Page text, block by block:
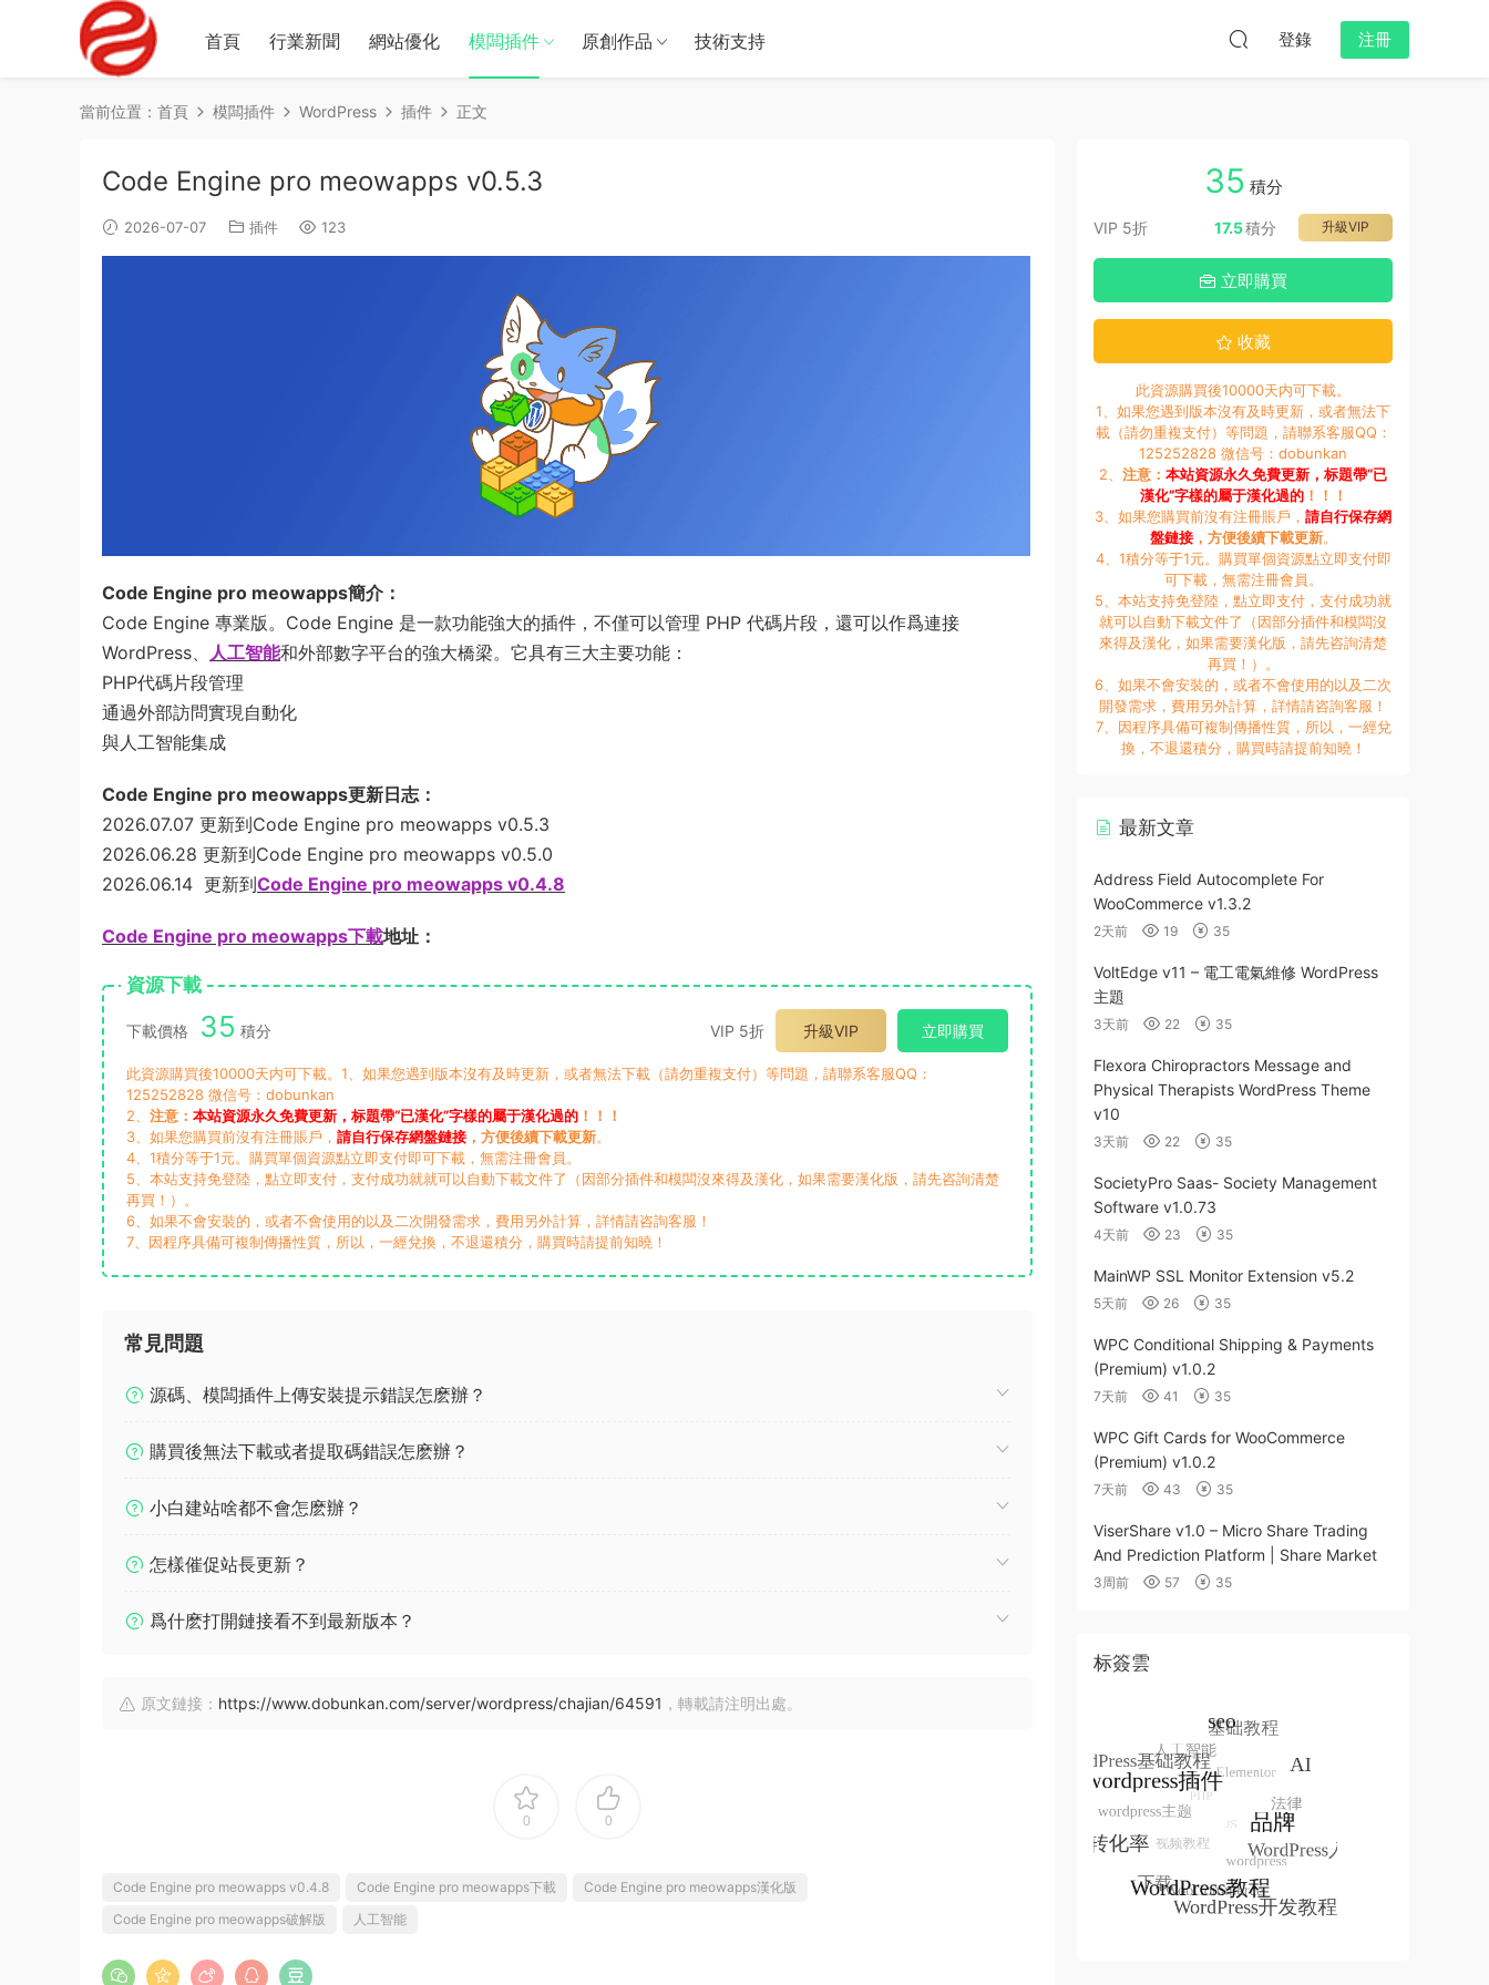
首頁 行業新聞 網站優化 模闆插件 原創作品 技術支持 登錄 注冊
當前位置： 首頁 模闆插件 WordPress 插件 正文
Code Engine pro meowapps v0.5.3
2026-07-07 插件 123
Code Engine pro meowapps簡介：
Code Engine 專業版。Code Engine 是一款功能強大的插件，不僅可以管理 PHP 代碼片段，還可以作爲連接
WordPress、 人工智能和外部數字平台的強大橋梁。它具有三大主要功能：
PHP代碼片段管理
通過外部訪問實現自動化
與人工智能集成
Code Engine pro meowapps更新日志：
2026.07.07 更新到Code Engine pro meowapps v0.5.3
2026.06.28 更新到Code Engine pro meowapps v0.5.0
2026.06.14 更新到Code Engine pro meowapps v0.4.8
Code Engine pro meowapps下載地址：
資源下載
下載價格 35 積分 VIP 5折 升級VIP 立即購買
此資源購買後10000天内可下載。1、如果您遇到版本沒有及時更新，或者無法下載（請勿重複支付）等問題，請聯系客服QQ：
125252828 微信号：dobunkan
2、 注意： 本站資源永久免費更新，标題帶“已漢化”字樣的屬于漢化過的 ！！！
3、如果您購買前沒有注冊賬戶， 請自行保存網盤鏈接 ，方便後續下載更新。
4、1積分等于1元。購買單個資源點立即支付即可下載，無需注冊會員。
5、本站支持免登陸，點立即支付，支付成功就就可以自動下載文件了（因部分插件和模闆沒來得及漢化，如果需要漢化版，請先咨詢清楚
再買！）。
6、如果不會安裝的，或者不會使用的以及二次開發需求，費用另外計算，詳情請咨詢客服！
7、因程序具備可複制傳播性質，所以，一經兌換，不退還積分，購買時請提前知曉！
常見問題
源碼、模闆插件上傳安裝提示錯誤怎麽辦？
購買後無法下載或者提取碼錯誤怎麽辦？
小白建站啥都不會怎麽辦？
怎樣催促站長更新？
爲什麽打開鏈接看不到最新版本？
原文鏈接： https://www.dobunkan.com/server/wordpress/chajian/64591 ，轉載請注明出處。
0 0
Code Engine pro meowapps v0.4.8 Code Engine pro meowapps下載
Code Engine pro meowapps漢化版
Code Engine pro meowapps破解版
人工智能
35 積分
VIP 5折 升級VIP
17.5積分
立即購買
收藏
此資源購買後10000天内可下載。
1、如果您遇到版本沒有及時更新，或者無法下
載（請勿重複支付）等問題，請聯系客服QQ：
125252828 微信号：dobunkan
2、 注意： 本站資源永久免費更新，标題帶“已
漢化”字樣的屬于漢化過的！！！
3、如果您購買前沒有注冊賬戶， 請自行保存網
盤鏈接，方便後續下載更新。
4、1積分等于1元。購買單個資源點立即支付即
可下載，無需注冊會員。
5、本站支持免登陸，點立即支付，支付成功就
就可以自動下載文件了（因部分插件和模闆沒
來得及漢化，如果需要漢化版，請先咨詢清楚
再買！）。
6、如果不會安裝的，或者不會使用的以及二次
開發需求，費用另外計算，詳情請咨詢客服！
7、因程序具備可複制傳播性質，所以，一經兌
換，不退還積分，購買時請提前知曉！
最新文章
Address Field Autocomplete For
WooCommerce v1.3.2
2天前 19 35
VoltEdge v11 – 電工電氣維修 WordPress
主題
3天前 22 35
Flexora Chiropractors Message and
Physical Therapists WordPress Theme
v10
3天前 22 35
SocietyPro Saas- Society Management
Software v1.0.73
4天前 23 35
MainWP SSL Monitor Extension v5.2
5天前 26 35
WPC Conditional Shipping & Payments
(Premium) v1.0.2
7天前 41 35
WPC Gift Cards for WooCommerce
(Premium) v1.0.2
7天前 43 35
ViserShare v1.0 – Micro Share Trading
And Prediction Platform | Share Market
3周前 57 35
标簽雲